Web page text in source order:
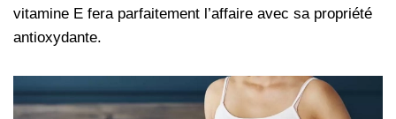
vitamine E fera parfaitement l’affaire avec sa propriété
antioxydante.